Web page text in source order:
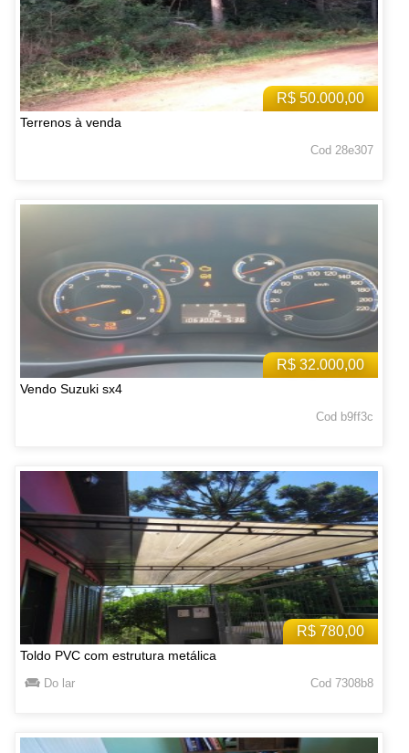
R$ 50.000,00
Terrenos à venda
Cod 28e307
R$ 32.000,00
Vendo Suzuki sx4
Cod b9ff3c
R$ 780,00
Toldo PVC com estrutura metálica
Do lar Cod 7308b8